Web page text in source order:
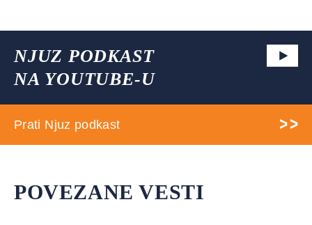
NJUZ PODKAST
NA YOUTUBE-U
Prati Njuz podkast
POVEZANE VESTI